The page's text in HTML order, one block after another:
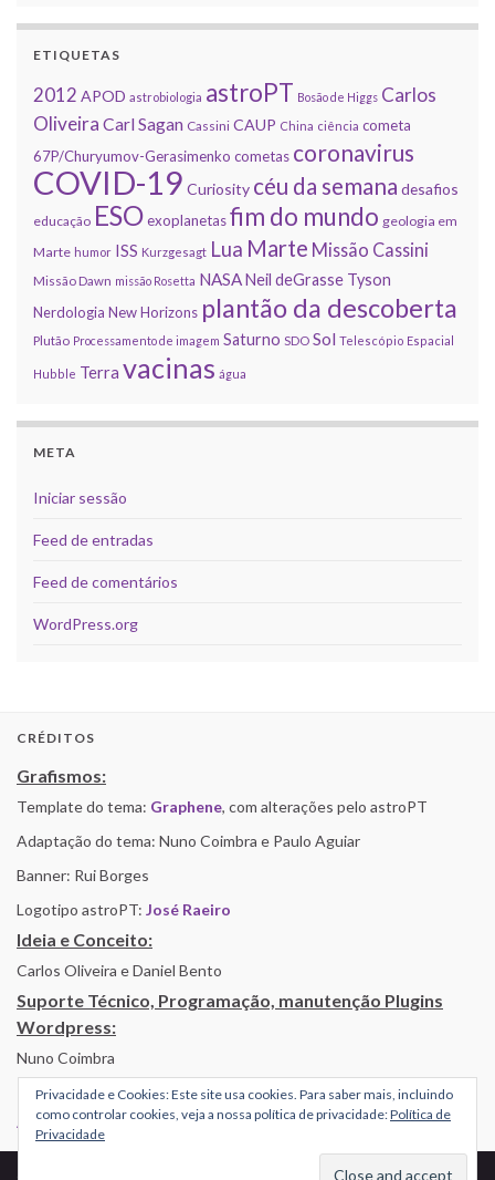
ETIQUETAS
2012 APOD astrobiologia astroPT Bosão de Higgs Carlos
Oliveira Carl Sagan Cassini CAUP China ciência cometa
67P/Churyumov-Gerasimenko cometas coronavirus
COVID-19 Curiosity céu da semana desafios
educação ESOexoplanetasfim do mundo geologia em
Marte humor ISS Kurzgesagt Lua Marte Missão Cassini
Missão Dawn missão Rosetta NASANeil deGrasse Tyson
Nerdologia New Horizons plantão da descoberta
Plutão Processamento de imagem Saturno SDO Sol Telescópio Espacial
Hubble Terra vacinas água
META
Iniciar sessão
Feed de entradas
Feed de comentários
WordPress.org
CRÉDITOS
Grafismos:
Template do tema: Graphene, com alterações pelo astroPT
Adaptação do tema: Nuno Coimbra e Paulo Aguiar
Banner: Rui Borges
Logotipo astroPT: José Raeiro
Ideia e Conceito:
Carlos Oliveira e Daniel Bento
Suporte Técnico, Programação, manutenção Plugins
Wordpress:
Nuno Coimbra
Alojamento por Simbiose
Privacidade e Cookies: Este site usa cookies. Para saber mais, incluindo
como controlar cookies, veja a nossa política de privacidade:Política de
Privacidade